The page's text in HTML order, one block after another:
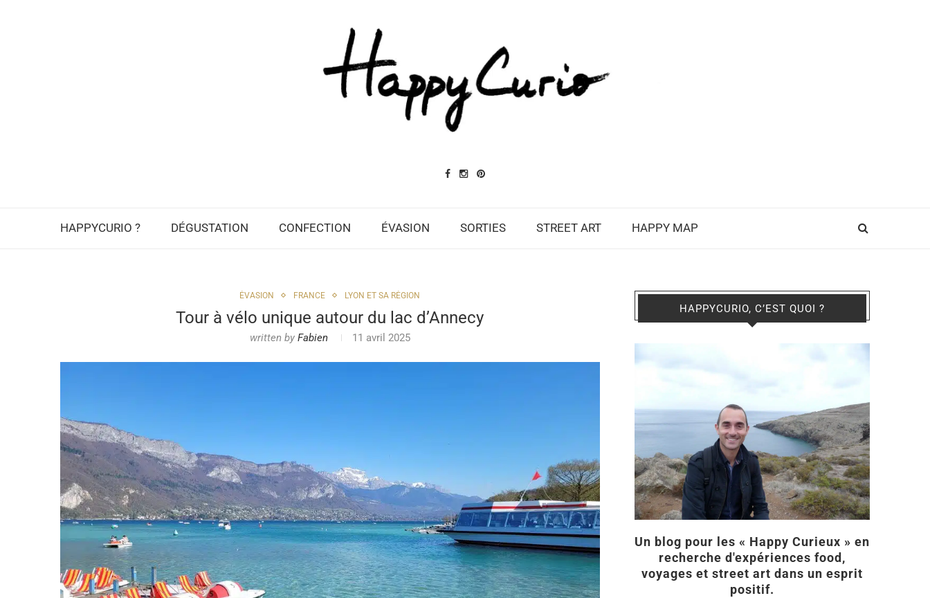
HAPPYCURIO ? DÉGUSTATION CONFECTION ÉVASION SORTIES STREET ART HAPPY MAP
ÉVASION FRANCE LYON ET SA RÉGION
Tour à vélo unique autour du lac d’Annecy
written by Fabien 11 avril 2025
HAPPYCURIO, C’EST QUOI ?
Un blog pour les « Happy Curieux » en
recherche d'expériences food,
voyages et street art dans un esprit
positif.